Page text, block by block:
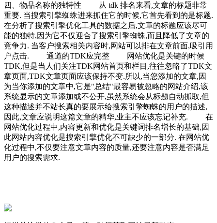
四、物品名称的独特性 从 tdk 排名来看,文章的标题非常
重要. 当搜索引擎蜘蛛进来抓住它的时候,它首先看到的是标题.
在分析了搜索引擎优化工具的数据之后,文章的标题应该尽可
能的独特,因为它不仅迎合了搜索引擎蜘蛛,而且降低了文章的
竞争力. 当客户搜索相关内容时,网站可以排在文章前面,吸引用
户点击. 通道的TDK应完整 网站优化是关键的时候
TDK,但是当人们关注TDK网站首页和栏目,往往忽略了TDK文
章页面,TDK文章页面应该保持不变.所以,当您添加的文章,因
为当你添加的文章中,它是"总结"最容易被忽略的网站介绍,该
系统显示的文章添加或不公开,虽然系统会从标题自动抓取,但
这种描述并不站长真的要展示给搜索引擎蜘蛛的用户的描述,
因此,文章应说明这篇文章的精华,业主不应该忘记补充. 在
网站优化过程中,内容更新和优化是关键词排名增长的基础,因
此网站内容优化是搜索引擎优化不可缺少的一部分. 在网站优
化过程中,不仅要注意文章内容的质量,还要注意内容是否满足
用户的搜索需求.